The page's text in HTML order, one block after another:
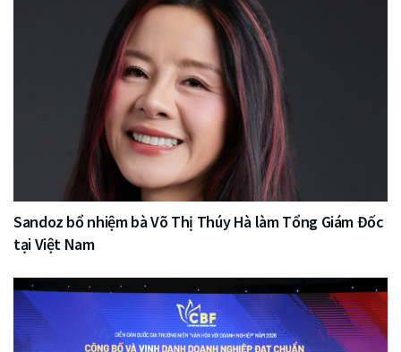
Sandoz bổ nhiệm bà Võ Thị Thúy Hà làm Tổng Giám Đốc
tại Việt Nam